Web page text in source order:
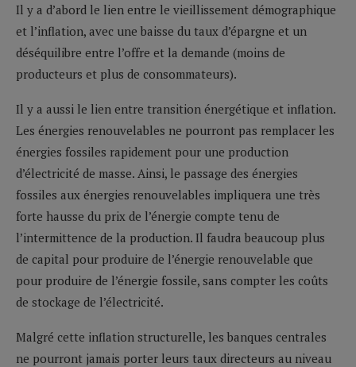
Il y a d’abord le lien entre le vieillissement démographique
et l’inflation, avec une baisse du taux d’épargne et un
déséquilibre entre l’offre et la demande (moins de
producteurs et plus de consommateurs).
Il y a aussi le lien entre transition énergétique et inflation.
Les énergies renouvelables ne pourront pas remplacer les
énergies fossiles rapidement pour une production
d’électricité de masse. Ainsi, le passage des énergies
fossiles aux énergies renouvelables impliquera une très
forte hausse du prix de l’énergie compte tenu de
l’intermittence de la production. Il faudra beaucoup plus
de capital pour produire de l’énergie renouvelable que
pour produire de l’énergie fossile, sans compter les coûts
de stockage de l’électricité.
Malgré cette inflation structurelle, les banques centrales
ne pourront jamais porter leurs taux directeurs au niveau